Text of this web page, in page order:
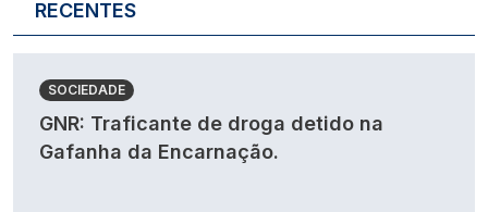
RECENTES
SOCIEDADE
GNR: Traficante de droga detido na
Gafanha da Encarnação.